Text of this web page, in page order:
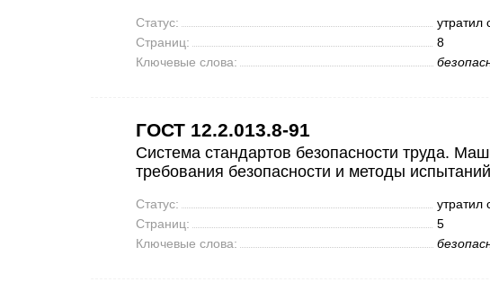
Статус:
утратил
Страниц:
8
Ключевые слова:
ГОСТ 12.2.013.8-91
Система стандартов безопасности труда.
требования безопасности и методы
Статус:
утратил
Страниц:
5
Ключевые слова: